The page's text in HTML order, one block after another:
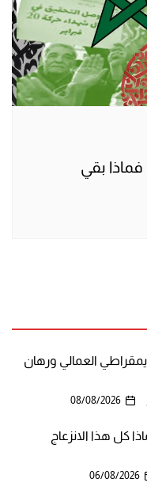
بقي
العمالي ورهان
08/08/2026
كل هذا الانزعاج
06/08/2026